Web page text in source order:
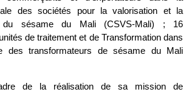
des sociétés pour la valorisation et la
du sésame du Mali (CSVS-Mali) ; 16
de traitement et de Transformation dans
des transformateurs de sésame du Mali
de la réalisation de sa mission de